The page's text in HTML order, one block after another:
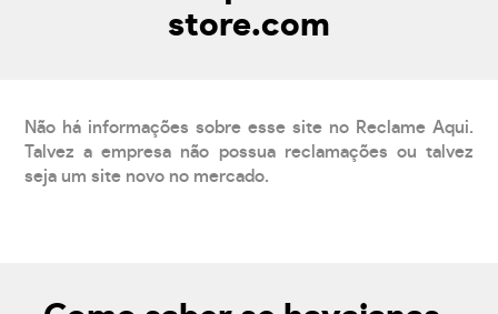
store.com
Não há informações sobre esse site no Reclame Aqui.
Talvez a empresa não possua reclamações ou talvez
seja um site novo no mercado.